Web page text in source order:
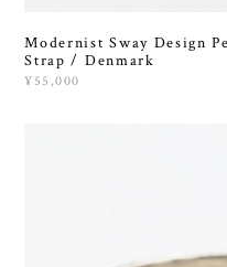
Modernist Sway Design
Strap / Denmark
¥55,000